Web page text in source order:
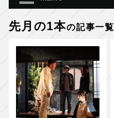
先月の1本の記事一覧